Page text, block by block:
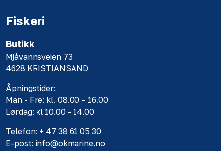
Fiskeri
Butikk
Mjåvannsveien 73
4628 KRISTIANSAND
Åpningstider:
Man - Fre: kl. 08.00 – 16.00
Lørdag: kl 10.00 - 14.00
Telefon: + 47 38 61 05 30
E-post: info@okmarine.no